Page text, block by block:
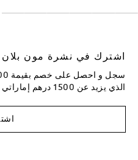
اشترك في نشرة مون بلان
الذي يزيد عن 1500 درهم إماراتي